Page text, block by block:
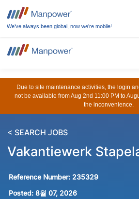
We’ve always been global, now we’re mobile!
Due to site maintenance activities, the login
not be available from Aug 2nd 11:00 PM to
the inconvenience.
< SEARCH JOBS
Vakantiewerk
Reference Number: 235329
Posted: 8월 07, 2026